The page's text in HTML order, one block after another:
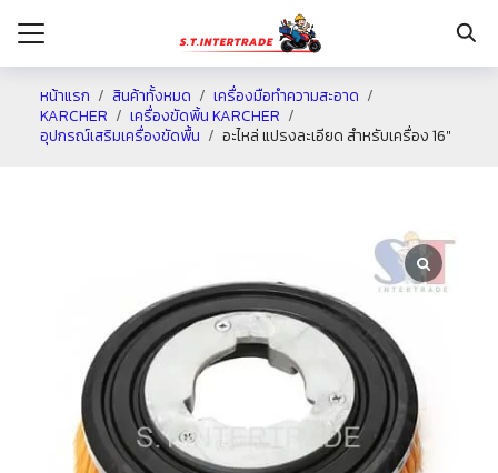
หน้าแรก สินค้าทั้งหมด
เครื่องมือทำความสะอาด
KARCHER
เครื่องขัดพิ้น KARCHER
อุปกรณ์เสริมเครื่องขัดพื้น
อะไหล่ แปรงละเอียด สำหรับเครื่อง 16″